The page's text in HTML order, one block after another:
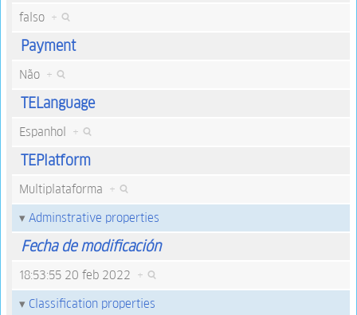
falso +
Payment
Não +
TELanguage
Espanhol +
TEPlatform
Multiplataforma +
Adminstrative properties
Fecha de modificación
18:53:55 20 feb 2022 +
Classification properties